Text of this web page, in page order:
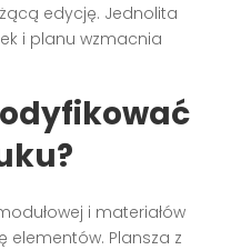
edycję. Jednolita
i planu wzmacnia
i materiałów
elementów. Plansza z